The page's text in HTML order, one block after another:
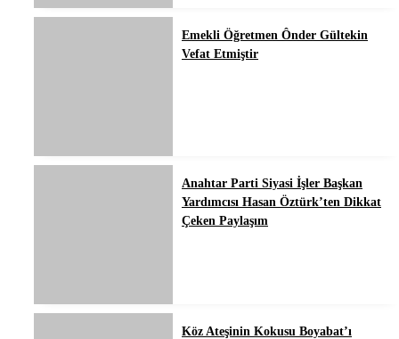
Emekli Öğretmen Ônder Gültekin
Vefat Etmiştir
Anahtar Parti Siyasi İşler Başkan
Yardımcısı Hasan Öztürk’ten Dikkat
Çeken Paylaşım
Köz Ateşinin Kokusu Boyabat’ı